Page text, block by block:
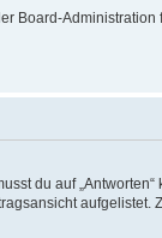
Board-
du auf
aufgelistet.